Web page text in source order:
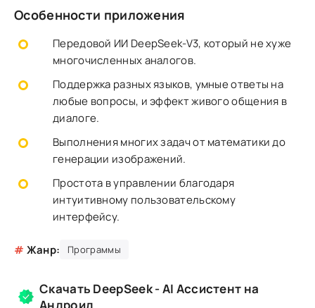
Особенности приложения
Передовой ИИ DeepSeek-V3, который не хуже
многочисленных аналогов.
Поддержка разных языков, умные ответы на
любые вопросы, и эффект живого общения в
диалоге.
Выполнения многих задач от математики до
генерации изображений.
Простота в управлении благодаря
интуитивному пользовательскому
интерфейсу.
# Жанр: Программы
Скачать DeepSeek - AI Ассистент на